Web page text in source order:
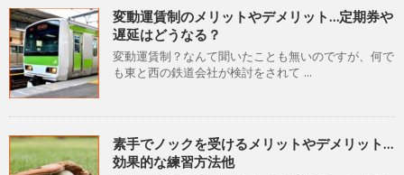
変動運賃制のメリットやデメリット…定期券や
遅延はどうなる？
変動運賃制？なんて聞いたことも無いのですが、何で
も東と西の鉄道会社が検討をされて ...
素手でノックを受けるメリットやデメリット…
効果的な練習方法他